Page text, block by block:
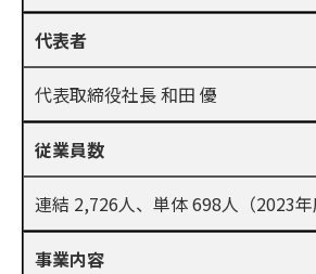
代表者
代表取締役社長 和田 優
従業員数
連結 2,726人、単体 698人（2023年
事業内容